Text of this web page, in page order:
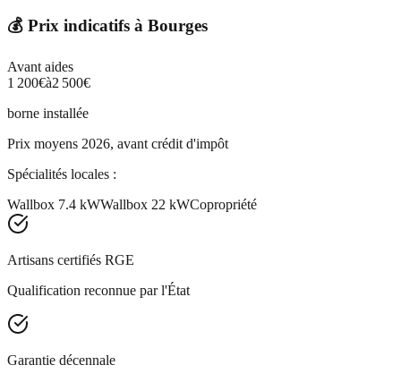
💰 Prix indicatifs à Bourges
Avant aides
1 200€à2 500€
borne installée
Prix moyens 2026, avant crédit d'impôt
Spécialités locales :
Wallbox 7.4 kWWallbox 22 kWCopropriété
Artisans certifiés RGE
Qualification reconnue par l'État
Garantie décennale